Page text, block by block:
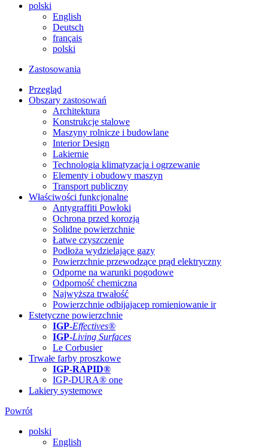
polski
English
Deutsch
français
polski
Zastosowania
Przegląd
Obszary zastosowań
Architektura
Konstrukcje stalowe
Maszyny rolnicze i budowlane
Interior Design
Lakiernie
Technologia klimatyzacja i ogrzewanie
Elementy i obudowy maszyn
Transport publiczny
Właściwości funkcjonalne
Antygraffiti Powłoki
Ochrona przed korozją
Solidne powierzchnie
Łatwe czyszczenie
Podłoża wydzielające gazy
Powierzchnie przewodzące prąd elektryczny
Odporne na warunki pogodowe
Odporność chemiczna
Najwyższa trwałość
Powierzchnie odbijajacep romieniowanie ir
Estetyczne powierzchnie
IGP-Effectives®
IGP-Living Surfaces
Le Corbusier
Trwałe farby proszkowe
IGP-RAPID®
IGP-DURA® one
Lakiery systemowe
Powrót
polski
English